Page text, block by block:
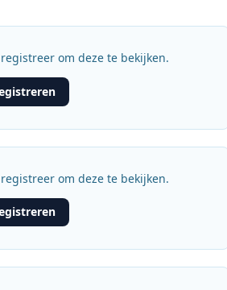
om deze te bekijken.
om deze te bekijken.